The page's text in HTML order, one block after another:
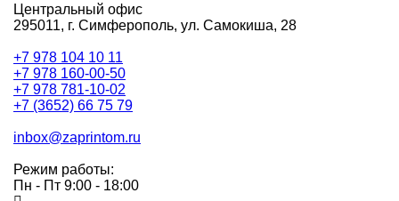
Центральный офис
295011, г. Симферополь, ул. Самокиша, 28
+7 978 104 10 11
+7 978 160-00-50
+7 978 781-10-02
+7 (3652) 66 75 79
inbox@zaprintom.ru
Режим работы:
Пн - Пт 9:00 - 18:00